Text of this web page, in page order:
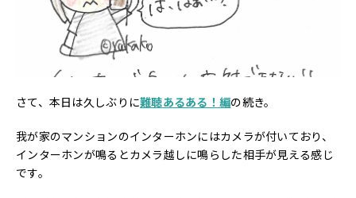
さて、本日は久しぶりに難聴あるある！編の続き。
我が家のマンションのインターホンにはカメラが付いており、
インターホンが鳴るとカメラ越しに鳴らした相手が見える感じ
です。